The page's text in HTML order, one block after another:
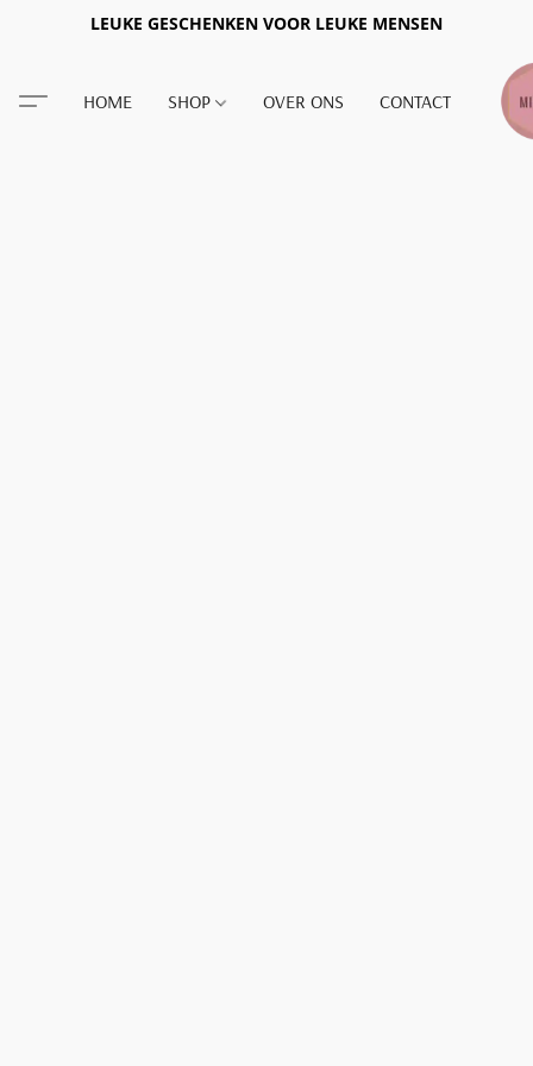
LEUKE GESCHENKEN VOOR LEUKE MENSEN
HOME SHOP OVER ONS CONTACT